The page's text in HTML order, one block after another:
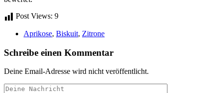
Post Views: 9
Aprikose, Biskuit, Zitrone
Schreibe einen Kommentar
Deine Email-Adresse wird nicht veröffentlicht.